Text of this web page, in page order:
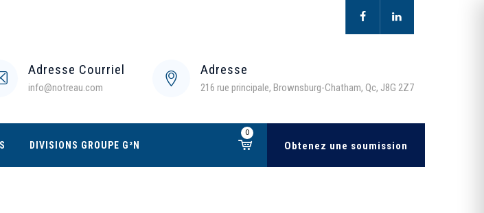
Adresse Courriel
info@notreau.com
Adresse
216 rue principale, Brownsburg-Chatham, Qc, J8G 2Z7
DIVISIONS GROUPE G²N
0
Obtenez une soumission